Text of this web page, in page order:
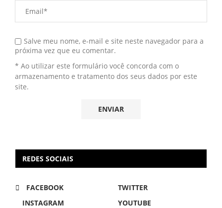
Salve meu nome, e-mail e site neste navegador para a
próxima vez que eu comentar.
* Ao utilizar este formulário você concorda com o
armazenamento e tratamento dos seus dados por este
site.
REDES SOCIAIS
FACEBOOK
TWITTER
INSTAGRAM
YOUTUBE